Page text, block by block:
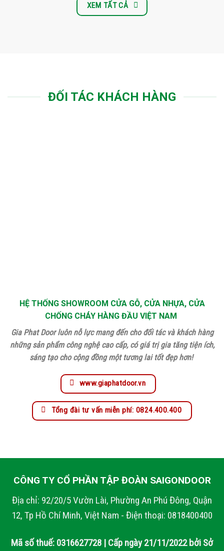
XEM TẤT CẢ
ĐỐI TÁC KHÁCH HÀNG
HỆ THỐNG SHOWROOM CỬA GỖ, CỬA NHỰA, CỬA
CHỐNG CHÁY HÀNG ĐẦU VIỆT NAM
Gia Phat Door luôn nỗ lực mang đến cho đối tác và khách hàng
những sản phẩm công nghệ cao cấp, có giá trị gia tăng tiện ích,
sáng tạo cho cộng đồng một tương lai tốt đẹp hơn!
www.giaphatdoor.vn
Tổng đài tư vấn miễn phí: 0824.400.400
CÔNG TY CỔ PHẦN TẬP ĐOÀN SAIGONDOOR
Địa chỉ: 92/20/5 Vườn Lài, Phường An Phú Đông, Quận
12, Tp Hồ Chí Minh, Việt Nam - Điện thoại: 0818400400
Mã số thuế: 0316627728 | Cấp ngày 21/11/2022 bởi Sở